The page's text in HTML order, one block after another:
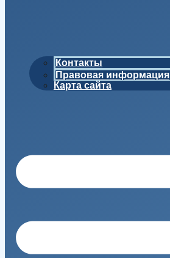
Контакты
Правовая информация
Карта сайта